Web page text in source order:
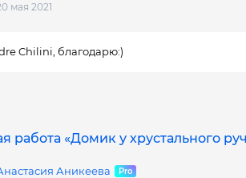
мая 2021
Chilini, благодарю:)
работа «Домик у хрустального
Аникеева